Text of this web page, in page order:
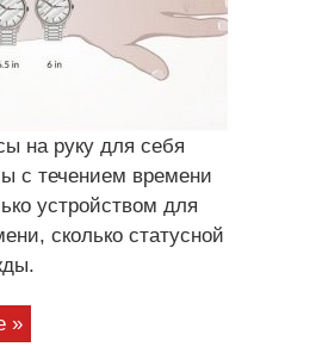
на руку для себя
с течением времени
устройством для
сколько статусной
»